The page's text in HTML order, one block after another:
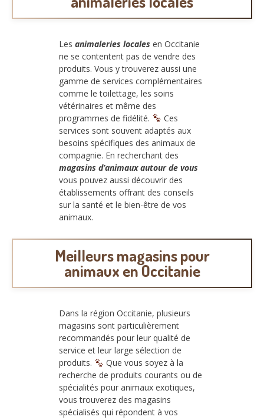
Les animaleries locales en Occitanie
ne se contentent pas de vendre des
produits. Vous y trouverez aussi une
gamme de services complémentaires
comme le toilettage, les soins
vétérinaires et même des
programmes de fidélité.
Ces
services sont souvent adaptés aux
besoins spécifiques des animaux de
compagnie. En recherchant des
magasins d’animaux autour de vous
vous pouvez aussi découvrir des
établissements offrant des conseils
sur la santé et le bien-être de vos
animaux.
Meilleurs magasins pour
animaux en Occitanie
Dans la région Occitanie, plusieurs
magasins sont particulièrement
recommandés pour leur qualité de
service et leur large sélection de
produits.
Que vous soyez à la
recherche de produits courants ou de
spécialités pour animaux exotiques,
vous trouverez des magasins
spécialisés qui répondent à vos